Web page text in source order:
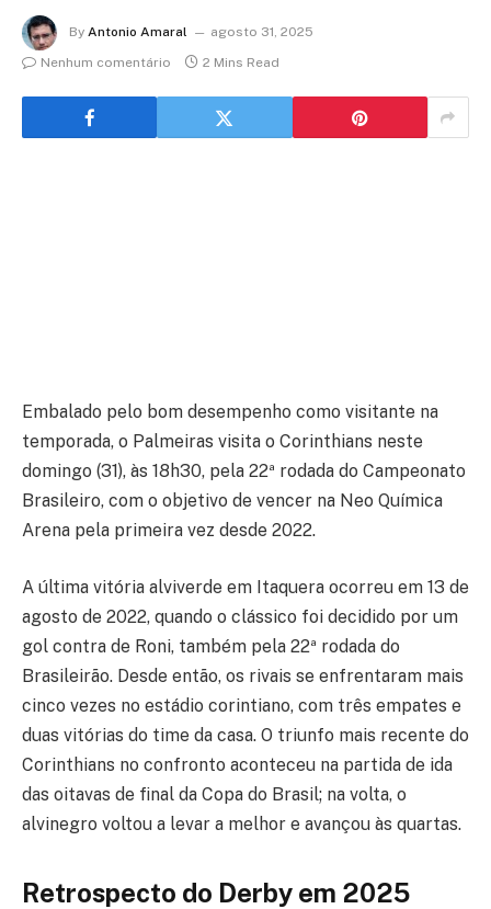
By Antonio Amaral
agosto 31, 2025
Nenhum comentário
2 Mins Read
Embalado pelo bom desempenho como visitante na
temporada, o Palmeiras visita o Corinthians neste
domingo (31), às 18h30, pela 22ª rodada do Campeonato
Brasileiro, com o objetivo de vencer na Neo Química
Arena pela primeira vez desde 2022.
A última vitória alviverde em Itaquera ocorreu em 13 de
agosto de 2022, quando o clássico foi decidido por um
gol contra de Roni, também pela 22ª rodada do
Brasileirão. Desde então, os rivais se enfrentaram mais
cinco vezes no estádio corintiano, com três empates e
duas vitórias do time da casa. O triunfo mais recente do
Corinthians no confronto aconteceu na partida de ida
das oitavas de final da Copa do Brasil; na volta, o
alvinegro voltou a levar a melhor e avançou às quartas.
Retrospecto do Derby em 2025